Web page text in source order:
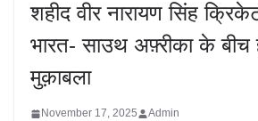
शहीद वीर नारायण सिंह
भारत- साउथ अफ़्रीका के बीच
मुक़ाबला
November 17, 2025 Admin